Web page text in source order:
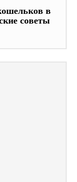
в
советы